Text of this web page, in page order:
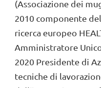
(Associazione dei
2010 componente
ricerca europeo
Amministratore
2020 Presidente di
tecniche di